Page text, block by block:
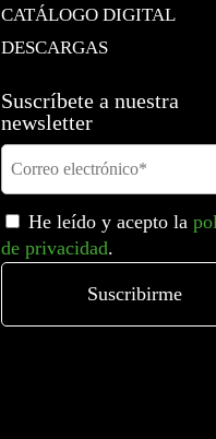
CATÁLOGO DIGITAL
DESCARGAS
Suscríbete a nuestra
newsletter
He leído y acepto la
de privacidad.